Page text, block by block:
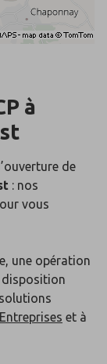
à
de
: nos
vous
une opération
disposition
Entreprises et à